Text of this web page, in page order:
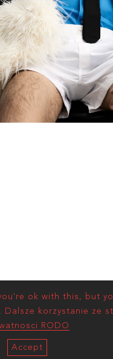
ok with this, but
korzystanie ze
RODO
Accept